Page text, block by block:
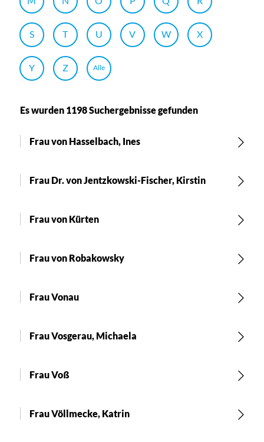
S T U V W X
Y Z Alle
Es wurden 1198 Suchergebnisse gefunden
Frau von Hasselbach, Ines
Frau Dr. von Jentzkowski-Fischer, Kirstin
Frau von Kürten
Frau von Robakowsky
Frau Vonau
Frau Vosgerau, Michaela
Frau Voß
Frau Völlmecke, Katrin